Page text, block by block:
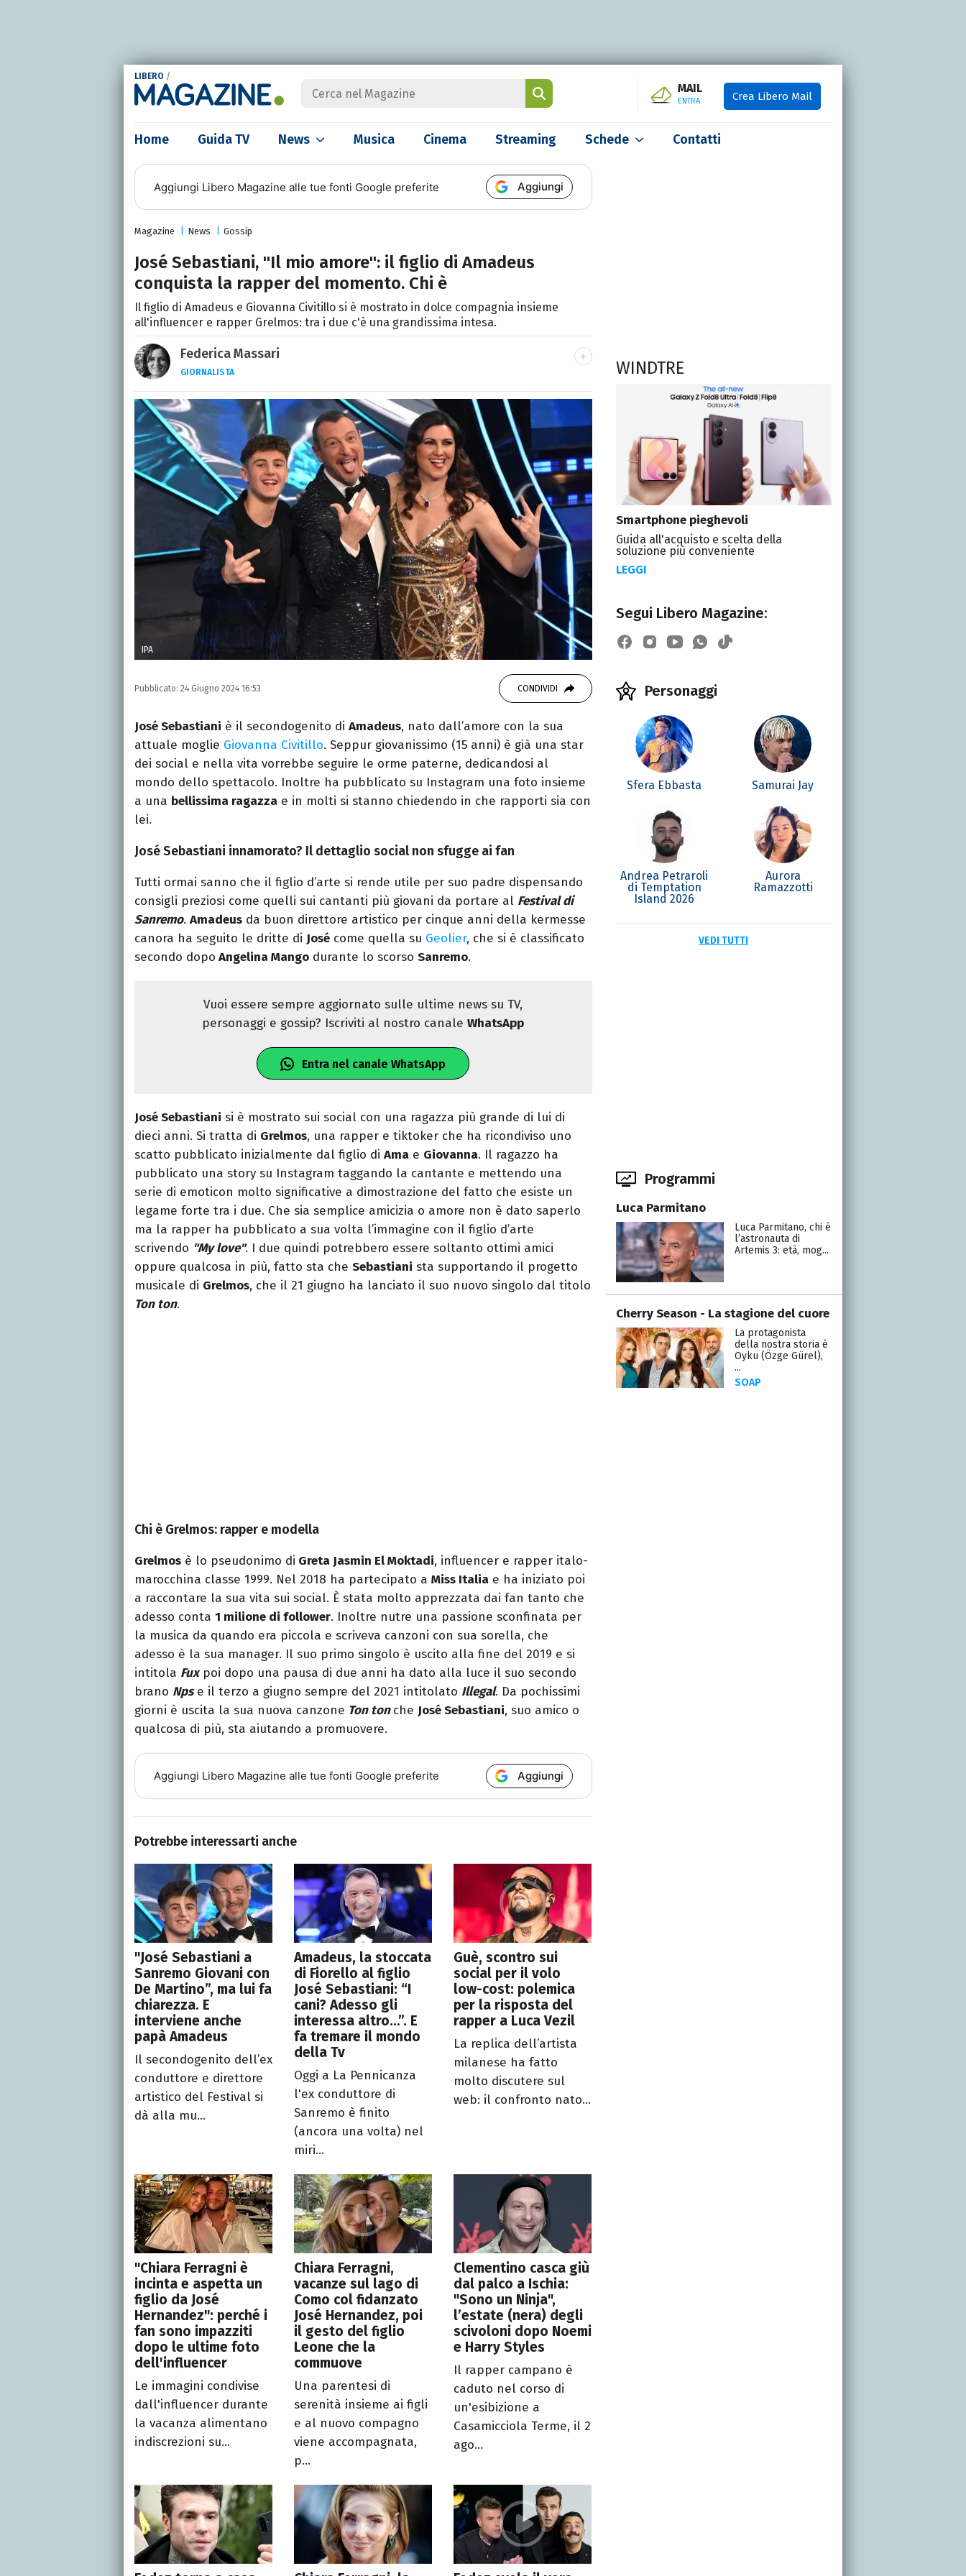
LIBERO /
MAIL
ENTRA Crea Libero Mail
Home Guida TV News Musica Cinema Streaming Schede Contatti
Aggiungi Libero Magazine alle tue fonti Google preferite Aggiungi
Magazine News Gossip
José Sebastiani, "Il mio amore": il figlio di Amadeus
conquista la rapper del momento. Chi è
Il figlio di Amadeus e Giovanna Civitillo si è mostrato in dolce compagnia insieme
all'influencer e rapper Grelmos: tra i due c'è una grandissima intesa.
Federica Massari
GIORNALISTA
LINKEDIN
INSTAGRAM FACEBOOK
Giornalista nata nella città di Parthenope, si definisce "madriletana".
Da anni scrive (per un numero imprecisato di testate) di spettacoli e
musica, TV e calcio.
IPA
Pubblicato: 24 Giugno 2024 16:53 CONDIVIDI
José Sebastiani è il secondogenito di Amadeus, nato dall’amore con la sua
attuale moglie Giovanna Civitillo. Seppur giovanissimo (15 anni) è già una star
dei social e nella vita vorrebbe seguire le orme paterne, dedicandosi al
mondo dello spettacolo. Inoltre ha pubblicato su Instagram una foto insieme
a una bellissima ragazza e in molti si stanno chiedendo in che rapporti sia con
lei.
José Sebastiani innamorato? Il dettaglio social non sfugge ai fan
Tutti ormai sanno che il figlio d’arte si rende utile per suo padre dispensando
consigli preziosi come quelli sui cantanti più giovani da portare al Festival di
Sanremo. Amadeus da buon direttore artistico per cinque anni della kermesse
canora ha seguito le dritte di José come quella su Geolier, che si è classificato
secondo dopo Angelina Mango durante lo scorso Sanremo.
Vuoi essere sempre aggiornato sulle ultime news su TV,
personaggi e gossip? Iscriviti al nostro canaleWhatsApp
Entra nel canale WhatsApp
José Sebastiani si è mostrato sui social con una ragazza più grande di lui di
dieci anni. Si tratta di Grelmos, una rapper e tiktoker che ha ricondiviso uno
scatto pubblicato inizialmente dal figlio di Ama e Giovanna. Il ragazzo ha
pubblicato una story su Instagram taggando la cantante e mettendo una
serie di emoticon molto significative a dimostrazione del fatto che esiste un
legame forte tra i due. Che sia semplice amicizia o amore non è dato saperlo
ma la rapper ha pubblicato a sua volta l’immagine con il figlio d’arte
scrivendo "My love". I due quindi potrebbero essere soltanto ottimi amici
oppure qualcosa in più, fatto sta che Sebastiani sta supportando il progetto
musicale di Grelmos, che il 21 giugno ha lanciato il suo nuovo singolo dal titolo
Ton ton.
Chi è Grelmos: rapper e modella
Grelmos è lo pseudonimo di Greta Jasmin El Moktadi, influencer e rapper italo-
marocchina classe 1999. Nel 2018 ha partecipato a Miss Italia e ha iniziato poi
a raccontare la sua vita sui social. È stata molto apprezzata dai fan tanto che
adesso conta 1 milione di follower. Inoltre nutre una passione sconfinata per
la musica da quando era piccola e scriveva canzoni con sua sorella, che
adesso è la sua manager. Il suo primo singolo è uscito alla fine del 2019 e si
intitola Fux poi dopo una pausa di due anni ha dato alla luce il suo secondo
brano Nps e il terzo a giugno sempre del 2021 intitolato Illegal. Da pochissimi
giorni è uscita la sua nuova canzone Ton ton che José Sebastiani, suo amico o
qualcosa di più, sta aiutando a promuovere.
Aggiungi Libero Magazine alle tue fonti Google preferite Aggiungi
Potrebbe interessarti anche
"José Sebastiani a
Sanremo Giovani con
De Martino”, ma lui fa
chiarezza. E
interviene anche
papà Amadeus
Il secondogenito dell’ex
conduttore e direttore
artistico del Festival si
dà alla mu...
Amadeus, la stoccata
di Fiorello al figlio
José Sebastiani: “I
cani? Adesso gli
interessa altro…”. E
fa tremare il mondo
della Tv
Oggi a La Pennicanza
l'ex conduttore di
Sanremo è finito
(ancora una volta) nel
miri...
Guè, scontro sui
social per il volo
low-cost: polemica
per la risposta del
rapper a Luca Vezil
La replica dell’artista
milanese ha fatto
molto discutere sul
web: il confronto nato...
"Chiara Ferragni è
incinta e aspetta un
figlio da José
Hernandez": perché i
fan sono impazziti
dopo le ultime foto
dell'influencer
Le immagini condivise
dall'influencer durante
la vacanza alimentano
indiscrezioni su...
Chiara Ferragni,
vacanze sul lago di
Como col fidanzato
José Hernandez, poi
il gesto del figlio
Leone che la
commuove
Una parentesi di
serenità insieme ai figli
e al nuovo compagno
viene accompagnata,
p...
Clementino casca giù
dal palco a Ischia:
"Sono un Ninja",
l’estate (nera) degli
scivoloni dopo Noemi
e Harry Styles
Il rapper campano è
caduto nel corso di
un'esibizione a
Casamicciola Terme, il 2
ago...
WINDTRE
Smartphone pieghevoli
Guida all'acquisto e scelta della
soluzione più conveniente
LEGGI
Segui Libero Magazine:
Personaggi
Sfera Ebbasta Samurai Jay
Andrea Petraroli
di Temptation
Island 2026
Aurora
Ramazzotti
VEDI TUTTI
Programmi
Luca Parmitano
Luca Parmitano, chi è
l’astronauta di
Artemis 3: età, mog...
Cherry Season - La stagione del cuore
La protagonista
della nostra storia è
Oyku (Özge Gürel),
...
SOAP